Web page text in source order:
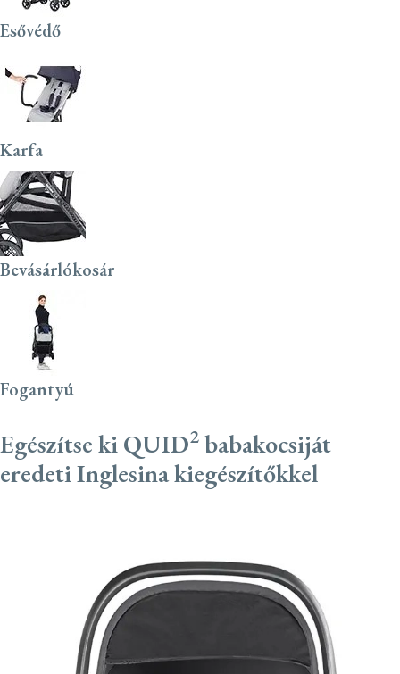
Esővédő
Karfa
Bevásárlókosár
Fogantyú
Egészítse ki QUID2 babakocsiját
eredeti Inglesina kiegészítőkkel